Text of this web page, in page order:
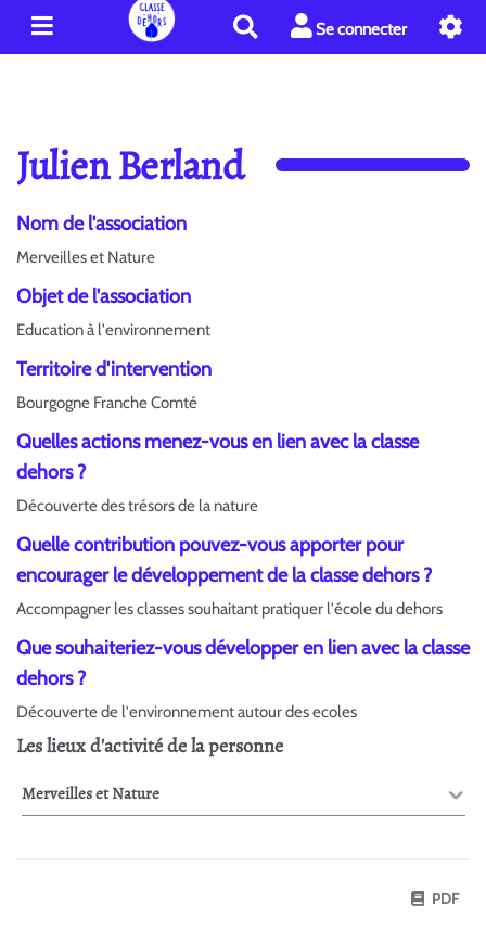
e
Se connecter
Julien Berland
Nom de l'association
Merveilles et Nature
Objet de l'association
Education à l'environnement
Territoire d'intervention
Bourgogne Franche Comté
Quelles actions menez-vous en lien avec la classe
dehors ?
Découverte des trésors de la nature
Quelle contribution pouvez-vous apporter pour
encourager le développement de la classe dehors ?
Accompagner les classes souhaitant pratiquer l'école du dehors
Que souhaiteriez-vous développer en lien avec la classe
dehors ?
Découverte de l'environnement autour des ecoles
Les lieux d'activité de la personne
Merveilles et Nature
PDF